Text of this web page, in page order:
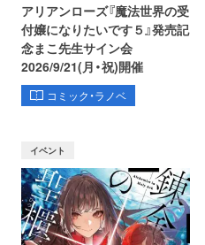
アリアンローズ『魔法世界の受
付嬢になりたいです５』発売記
念まこ先生サイン会
2026/9/21(月・祝)開催
コミック・ラノベ
イベント